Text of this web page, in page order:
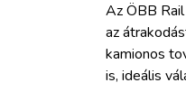
Az ÖBB
az
kamionos
is, ideális